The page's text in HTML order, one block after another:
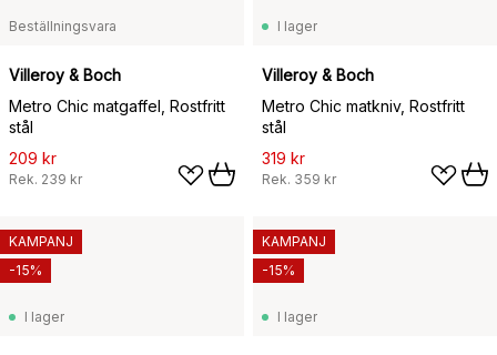
Beställningsvara
Villeroy & Boch
Metro Chic matgaffel, Rostfritt
stål
209 kr
Rek. 239 kr
I lager
Villeroy & Boch
Metro Chic matkniv, Rostfritt
stål
319 kr
Rek. 359 kr
I lager
KAMPANJ
-15%
I lager
KAMPANJ
-15%